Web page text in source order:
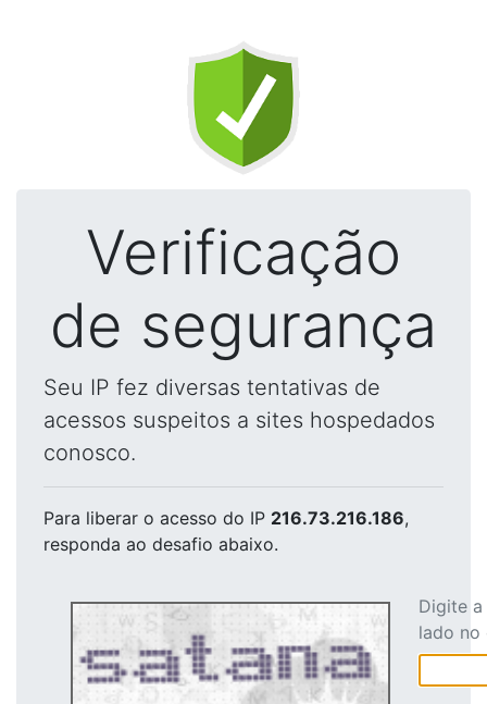
Verificação
de segurança
Seu IP fez diversas tentativas de
acessos suspeitos a sites hospedados
conosco.
Para liberar o acesso do IP 216.73.216.186,
responda ao desafio abaixo.
Digite
lado no